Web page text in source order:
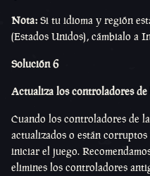
Nota: Si tu idioma y región
(Estados Unidos), cámbialo a
Solución 6
Actualiza los controladores
Cuando los controladores de
actualizados o están
iniciar el juego.
elimines los controladores